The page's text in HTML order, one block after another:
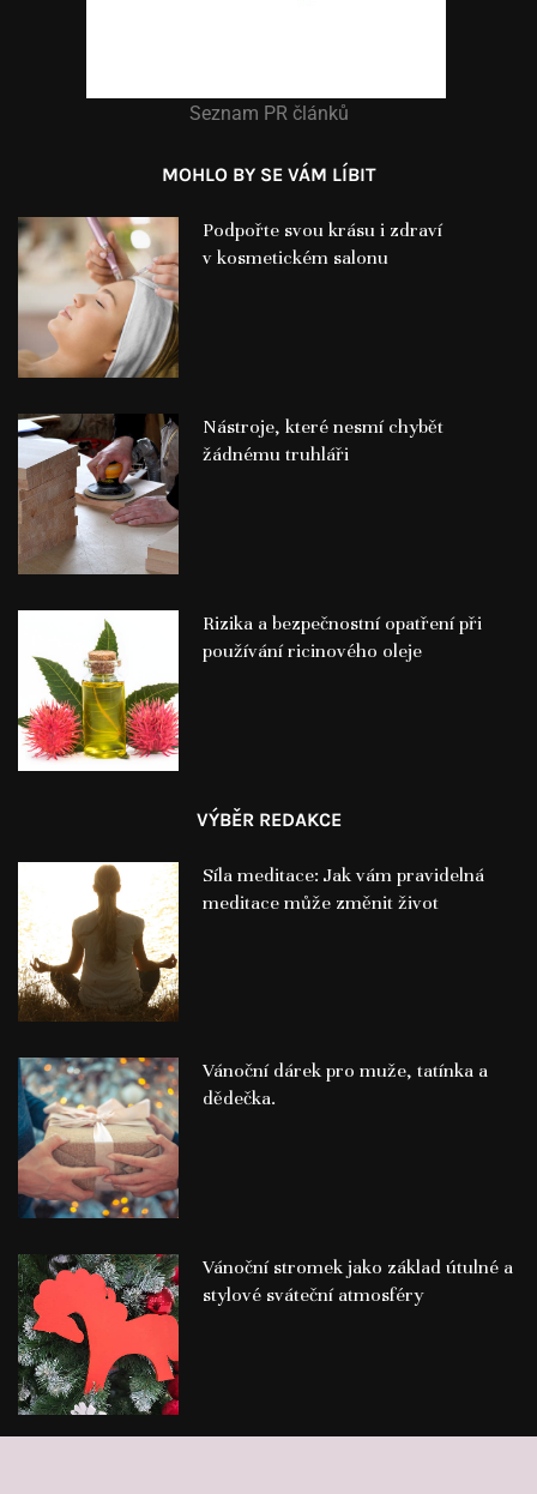
Seznam PR článků
MOHLO BY SE VÁM LÍBIT
Podpořte svou krásu i zdraví
v kosmetickém salonu
Nástroje, které nesmí chybět
žádnému truhláři
Rizika a bezpečnostní opatření při
používání ricinového oleje
VÝBĚR REDAKCE
Síla meditace: Jak vám pravidelná
meditace může změnit život
Vánoční dárek pro muže, tatínka a
dědečka.
Vánoční stromek jako základ útulné a
stylové sváteční atmosféry